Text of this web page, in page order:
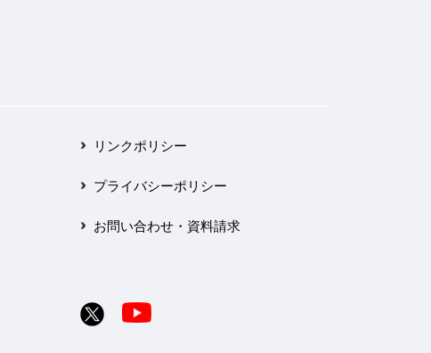
リンクポリシー
プライバシーポリシー
お問い合わせ・資料請求